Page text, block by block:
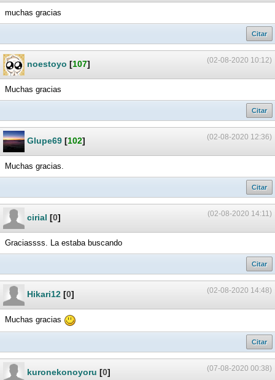
muchas gracias
Citar
(02-08-2020 10:12)
noestoyo [107]
Muchas gracias
Citar
(02-08-2020 12:36)
Glupe69 [102]
Muchas gracias.
Citar
(02-08-2020 14:11)
cirial [0]
Graciassss. La estaba buscando
Citar
(02-08-2020 14:48)
Hikari12 [0]
Muchas gracias
Citar
(07-08-2020 00:38)
kuronekonoyoru [0]